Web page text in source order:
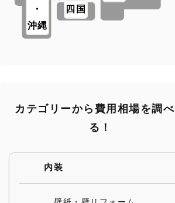
四国
・
沖縄
カテゴリーから費用相場を調べ
る！
内装